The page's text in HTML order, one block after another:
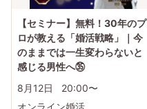
【セミナー】無料！30年のプ
ロが教える「婚活戦略」｜今
のままでは一生変わらないと
感じる男性へ㉟
8月12日
20:00〜
オンライン婚活